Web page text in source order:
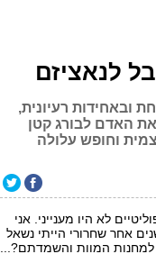
לנאציזם
רעיונית,
האדם לבורג קטן
וחופש עלולה
לא היו מענייני. אני
אחר שחרורי הייתי נשאל
למחנות המוות והשמדתם?...